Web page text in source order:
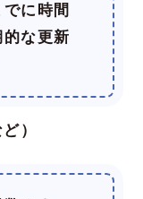
に時間
な更新
）